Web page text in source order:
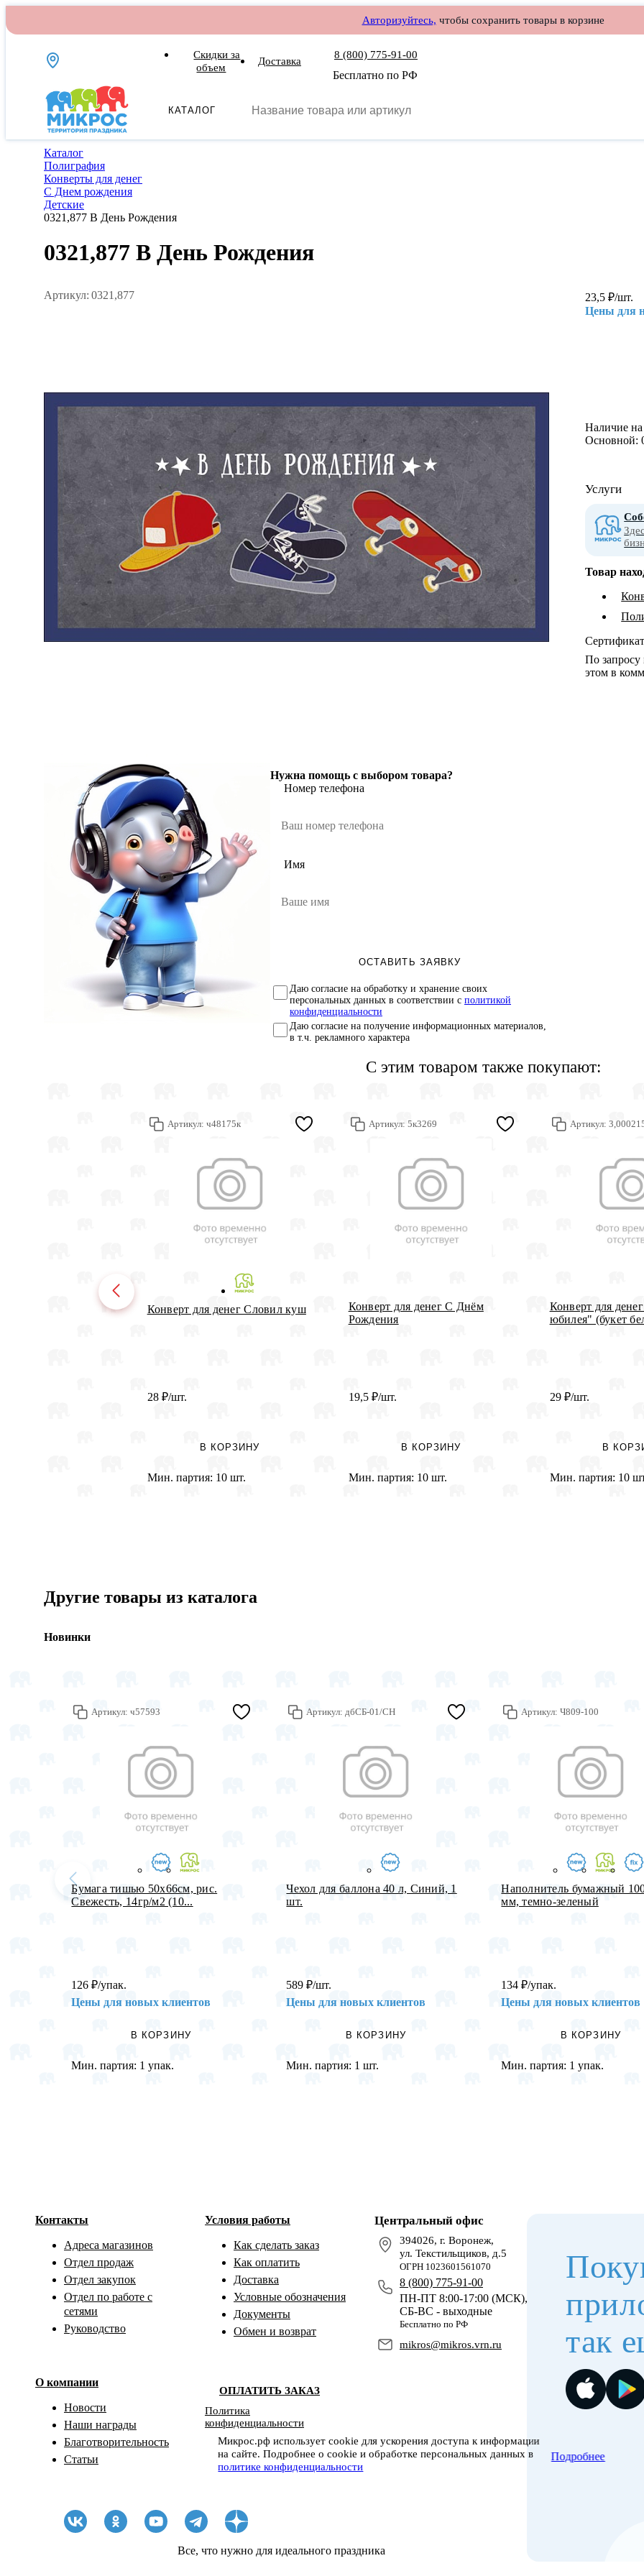
Авторизуйтесь, чтобы сохранить товары в корзине
Скидки за
объем
Доставка
8 (800) 775-91-00
Бесплатно по РФ
КАТАЛОГ
Каталог
Полиграфия
Конверты для денег
С Днем рождения
Детские
0321,877 В День Рождения
0321,877 В День Рождения
Артикул: 0321,877
Нужна помощь с выбором товара?
Номер телефона
Имя
ОСТАВИТЬ ЗАЯВКУ
Даю согласие на обработку и хранение своих
персональных данных в соответствии с политикой
конфиденциальности
Даю согласие на получение информационных материалов,
в т.ч. рекламного характера
23,5₽/шт.
Цены для
Наличие на
Основной:
Услуги
Товар
Сертификат
По
этом в
С этим товаром также покупают:
Артикул: ч48175к
Конверт для денег Словил куш
28 ₽/шт.
В КОРЗИНУ
Мин. партия: 10 шт.
Артикул: 5к3269
Конверт для денег С Днём
Рождения
19,5 ₽/шт.
В КОРЗИНУ
Мин. партия: 10 шт.
Артикул:
Конверт для
юбилея" (букет
29 ₽/шт.
В
Мин. партия: 10
Другие товары из каталога
Новинки
Артикул: ч57593
Бумага тишью 50х66см, рис.
Свежесть, 14гр/м2 (10...
126₽/упак.
Цены для новых клиентов
В КОРЗИНУ
Мин. партия: 1 упак.
Артикул: дбСБ-01/СН
Чехол для баллона 40 л, Синий, 1
шт.
589₽/шт.
Цены для новых клиентов
В КОРЗИНУ
Мин. партия: 1 шт.
Артикул: Ч809-100
Наполнитель бумажный
мм, темно-зеленый
134₽/упак.
Цены для новых клиентов
В КОРЗИНУ
Мин. партия: 1 упак.
Микрос.рф использует cookie для ускорения доступа к информации
на сайте. Подробнее о cookie и обработке персональных данных в
политике конфиденциальности
Подробнее
Центральный офис
394026, г. Воронеж,
ул. Текстильщиков, д.5
ОГРН 1023601561070
8 (800) 775-91-00
ПН-ПТ 8:00-17:00 (МСК),
СБ-ВС - выходные
Бесплатно по РФ
mikros@mikros.vrn.ru
Контакты
Адреса магазинов
Отдел продаж
Отдел закупок
Отдел по работе с
сетями
Руководство
О компании
Новости
Наши награды
Благотворительность
Статьи
Условия работы
Как сделать заказ
Как оплатить
Доставка
Условные обозначения
Документы
Обмен и возврат
ОПЛАТИТЬ ЗАКАЗ
Политика
конфиденциальности
Все, что нужно для идеального праздника
так